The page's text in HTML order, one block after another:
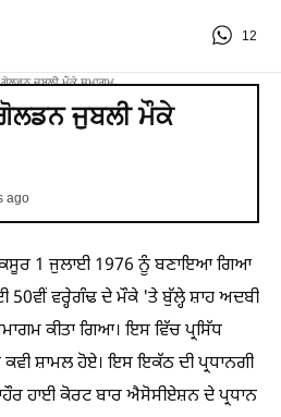
12
ਗੋਲਡਨ ਜੁਬਲੀ ਮੌਕੇ ਸਮਾਗਮ
ਜੁਬਲੀ ਮੌਕੇ
ago
ਕਸੂਰ 1 ਜੁਲਾਈ 1976 ਨੂੰ ਬਣਾਇਆ ਗਿਆ
50ਵੀਂ ਵਰ੍ਹੇਗੰਢ ਦੇ ਮੌਕੇ 'ਤੇ ਬੁੱਲ੍ਹੇ ਸ਼ਾਹ ਅਦਬੀ
ਕੀਤਾ ਗਿਆ। ਇਸ ਵਿੱਚ ਪ੍ਰਸਿੱਧ
ਸ਼ਾਮਲ ਹੋਏ। ਇਸ ਇਕੱਠ ਦੀ ਪ੍ਰਧਾਨਗੀ
ਹਾਈ ਕੋਰਟ ਬਾਰ ਐਸੋਸੀਏਸ਼ਨ ਦੇ ਪ੍ਰਧਾਨ